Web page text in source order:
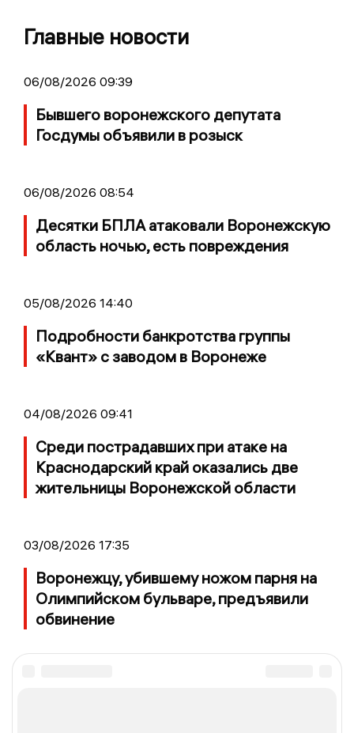
Главные новости
06/08/2026 09:39
Бывшего воронежского депутата
Госдумы объявили в розыск
06/08/2026 08:54
Десятки БПЛА атаковали Воронежскую
область ночью, есть повреждения
05/08/2026 14:40
Подробности банкротства группы
«Квант» с заводом в Воронеже
04/08/2026 09:41
Среди пострадавших при атаке на
Краснодарский край оказались две
жительницы Воронежской области
03/08/2026 17:35
Воронежцу, убившему ножом парня на
Олимпийском бульваре, предъявили
обвинение